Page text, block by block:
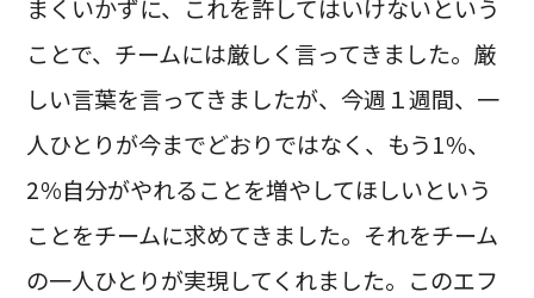
まくいかずに、これを許してはいけないという
ことで、チームには厳しく言ってきました。厳
しい言葉を言ってきましたが、今週１週間、一
人ひとりが今までどおりではなく、もう1％、
2％自分がやれることを増やしてほしいという
ことをチームに求めてきました。それをチーム
の一人ひとりが実現してくれました。このエフ